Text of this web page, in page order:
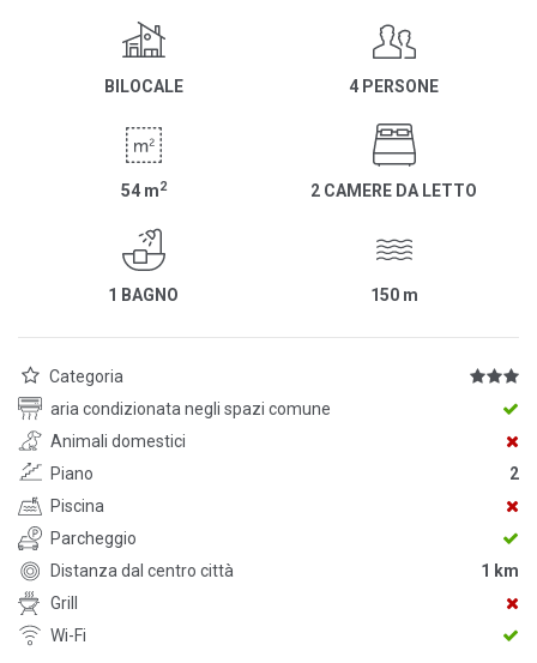
BILOCALE 4 PERSONE
54 m2 2 CAMERE DA LETTO
1 BAGNO 150 m
Categoria
aria condizionata negli spazi comune
Animali domestici
Piano
2
Piscina
Parcheggio
Distanza dal centro città
1 km
Grill
Wi-Fi